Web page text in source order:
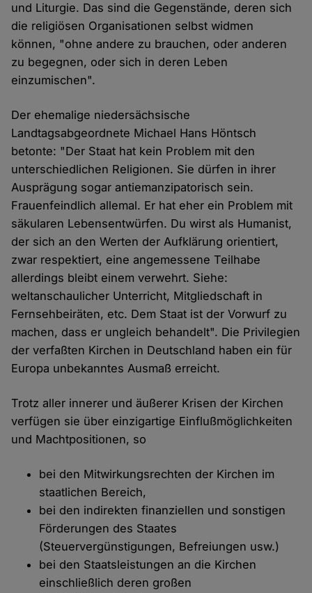
und Liturgie. Das sind die Gegenstände, deren sich
die religiösen Organisationen selbst widmen
können, "ohne andere zu brauchen, oder anderen
zu begegnen, oder sich in deren Leben
einzumischen".
Der ehemalige niedersächsische
Landtagsabgeordnete Michael Hans Höntsch
betonte: "Der Staat hat kein Problem mit den
unterschiedlichen Religionen. Sie dürfen in ihrer
Ausprägung sogar antiemanzipatorisch sein.
Frauenfeindlich allemal. Er hat eher ein Problem mit
säkularen Lebensentwürfen. Du wirst als Humanist,
der sich an den Werten der Aufklärung orientiert,
zwar respektiert, eine angemessene Teilhabe
allerdings bleibt einem verwehrt. Siehe:
weltanschaulicher Unterricht, Mitgliedschaft in
Fernsehbeiräten, etc. Dem Staat ist der Vorwurf zu
machen, dass er ungleich behandelt". Die Privilegien
der verfaßten Kirchen in Deutschland haben ein für
Europa unbekanntes Ausmaß erreicht.
Trotz aller innerer und äußerer Krisen der Kirchen
verfügen sie über einzigartige Einflußmöglichkeiten
und Machtpositionen, so
bei den Mitwirkungsrechten der Kirchen im
staatlichen Bereich,
bei den indirekten finanziellen und sonstigen
Förderungen des Staates
(Steuervergünstigungen, Befreiungen usw.)
bei den Staatsleistungen an die Kirchen
einschließlich deren großen